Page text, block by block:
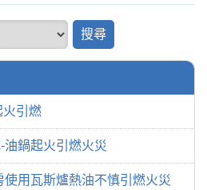
火引燃
油鍋起火引燃火災
用瓦斯爐熱油不慎引燃火災